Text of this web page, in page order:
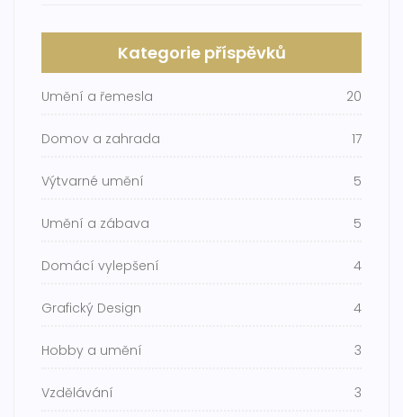
Kategorie příspěvků
Umění a řemesla 20
Domov a zahrada 17
Výtvarné umění 5
Umění a zábava 5
Domácí vylepšení 4
Grafický Design 4
Hobby a umění 3
Vzdělávání 3